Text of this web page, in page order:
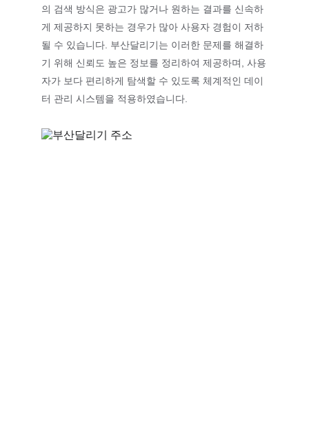
의 검색 방식은 광고가 많거나 원하는 결과를 신속하
게 제공하지 못하는 경우가 많아 사용자 경험이 저하
될 수 있습니다. 부산달리기는 이러한 문제를 해결하
기 위해 신뢰도 높은 정보를 정리하여 제공하며, 사용
자가 보다 편리하게 탐색할 수 있도록 체계적인 데이
터 관리 시스템을 적용하였습니다.